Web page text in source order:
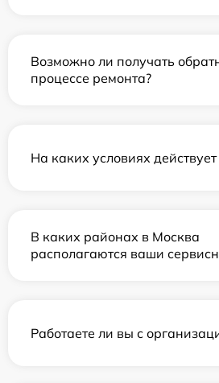
Возможно ли получать
процессе ремонта?
На каких условиях
В каких районах в Москва
располагаются ваши
Работаете ли вы с